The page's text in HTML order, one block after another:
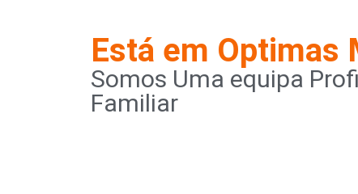
Está em Optimas
Somos Uma equipa
Familiar